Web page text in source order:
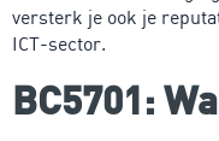
versterk je ook je
ICT-sector.
BC5701: